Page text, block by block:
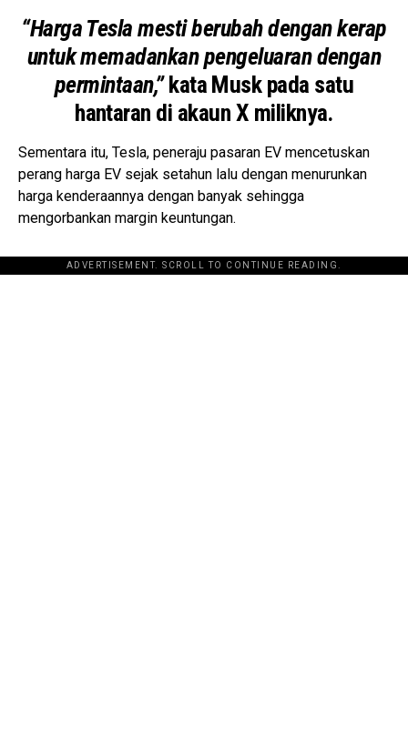
“Harga Tesla mesti berubah dengan kerap
untuk memadankan pengeluaran dengan
permintaan,”kata Musk pada satu
hantaran di akaun X miliknya.
Sementara itu, Tesla, peneraju pasaran EV mencetuskan
perang harga EV sejak setahun lalu dengan menurunkan
harga kenderaannya dengan banyak sehingga
mengorbankan margin keuntungan.
ADVERTISEMENT. SCROLL TO CONTINUE READING.